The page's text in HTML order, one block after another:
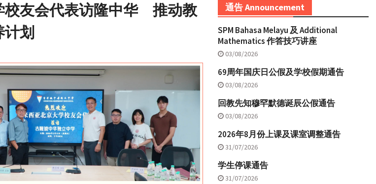
校友会代表访隆中华 推动教
划
通告 Announcement
SPM Bahasa Melayu 及 Additional
Mathematics 作答技巧讲座
03/08/2026
69周年国庆日公假及学校假期通告
03/08/2026
回教先知穆罕默德诞辰公假通告
03/08/2026
2026年8月份上课及课室调整通告
31/07/2026
学生停课通告
31/07/2026